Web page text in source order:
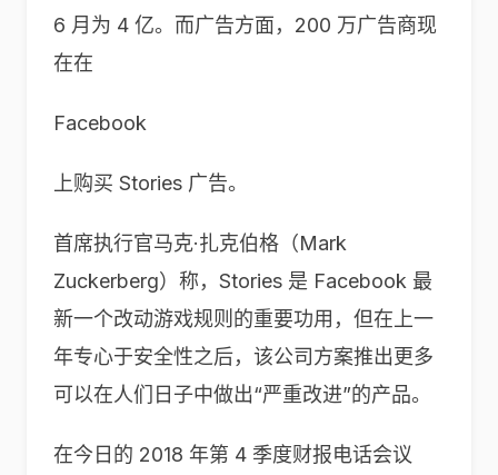
6 月为 4 亿。而广告方面，200 万广告商现
在在
Facebook
上购买 Stories 广告。
首席执行官马克·扎克伯格（Mark
Zuckerberg）称，Stories 是 Facebook 最
新一个改动游戏规则的重要功用，但在上一
年专心于安全性之后，该公司方案推出更多
可以在人们日子中做出“严重改进”的产品。
在今日的 2018 年第 4 季度财报电话会议